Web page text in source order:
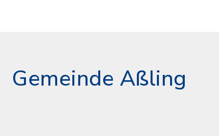
Gemeinde Aßling